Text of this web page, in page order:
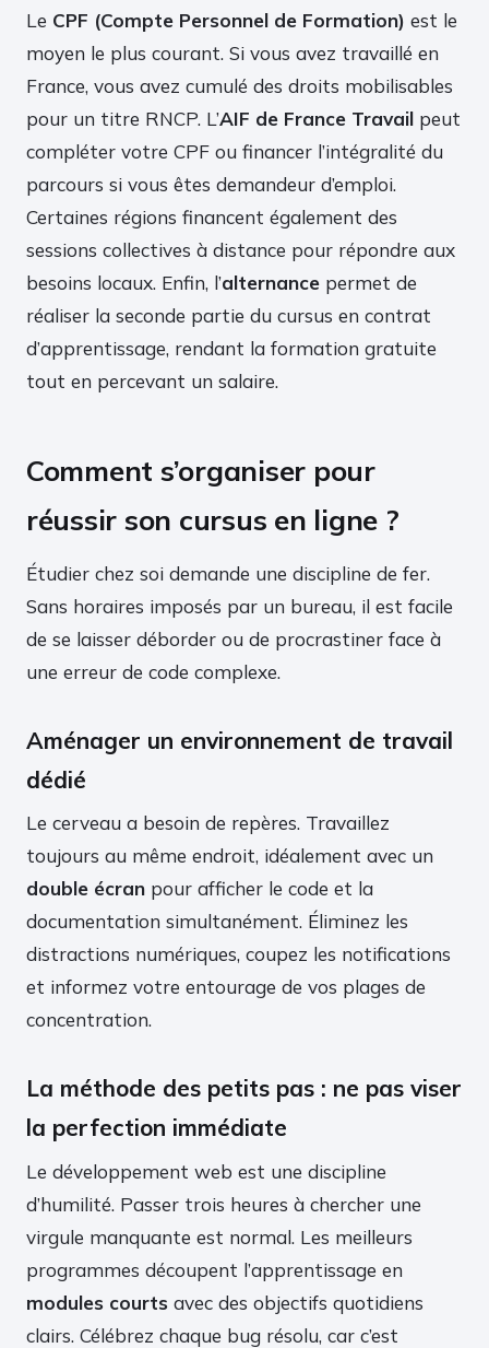
Le CPF (Compte Personnel de Formation) est le
moyen le plus courant. Si vous avez travaillé en
France, vous avez cumulé des droits mobilisables
pour un titre RNCP. L’AIF de France Travail peut
compléter votre CPF ou financer l’intégralité du
parcours si vous êtes demandeur d’emploi.
Certaines régions financent également des
sessions collectives à distance pour répondre aux
besoins locaux. Enfin, l’alternance permet de
réaliser la seconde partie du cursus en contrat
d’apprentissage, rendant la formation gratuite
tout en percevant un salaire.
Comment s’organiser pour
réussir son cursus en ligne ?
Étudier chez soi demande une discipline de fer.
Sans horaires imposés par un bureau, il est facile
de se laisser déborder ou de procrastiner face à
une erreur de code complexe.
Aménager un environnement de travail
dédié
Le cerveau a besoin de repères. Travaillez
toujours au même endroit, idéalement avec un
double écran pour afficher le code et la
documentation simultanément. Éliminez les
distractions numériques, coupez les notifications
et informez votre entourage de vos plages de
concentration.
La méthode des petits pas : ne pas viser
la perfection immédiate
Le développement web est une discipline
d’humilité. Passer trois heures à chercher une
virgule manquante est normal. Les meilleurs
programmes découpent l’apprentissage en
modules courts avec des objectifs quotidiens
clairs. Célébrez chaque bug résolu, car c’est